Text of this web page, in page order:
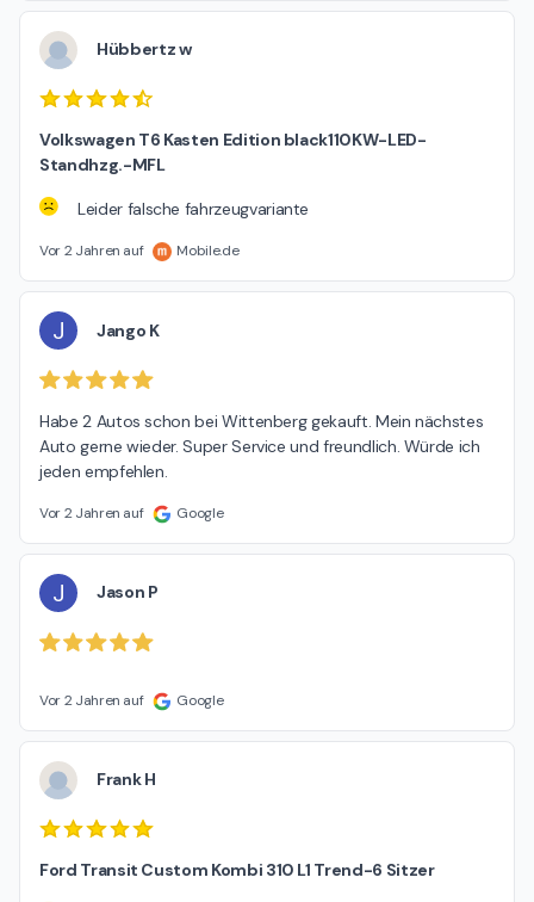
Hübbertz w
Volkswagen T6 Kasten Edition black110KW-LED-
Standhzg.-MFL
Leider falsche fahrzeugvariante
Vor 2 Jahren auf Mobile.de
J Jango K
Habe 2 Autos schon bei Wittenberg gekauft. Mein nächstes
Auto gerne wieder. Super Service und freundlich. Würde ich
jeden empfehlen.
Vor 2 Jahren auf Google
J Jason P
Vor 2 Jahren auf Google
Frank H
Ford Transit Custom Kombi 310 L1 Trend-6 Sitzer